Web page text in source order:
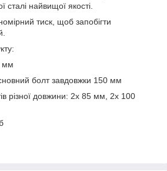
сталі найвищої якості.
тиск, щоб запобігти
мм
болт завдовжки 150 мм
різної довжини: 2x 85 мм, 2x 100